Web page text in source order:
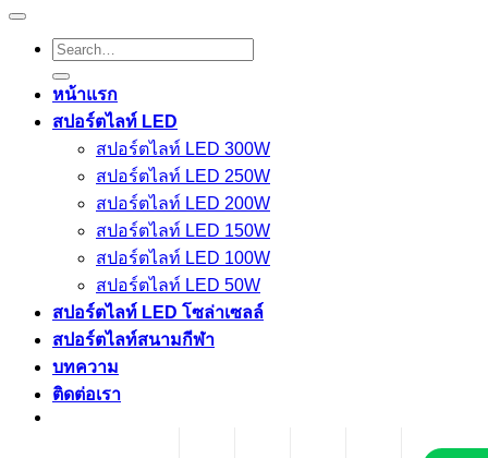
Search
for:
หน้าแรก
สปอร์ตไลท์ LED
สปอร์ตไลท์ LED 300W
สปอร์ตไลท์ LED 250W
สปอร์ตไลท์ LED 200W
สปอร์ตไลท์ LED 150W
สปอร์ตไลท์ LED 100W
สปอร์ตไลท์ LED 50W
สปอร์ตไลท์ LED โซล่าเซลล์
สปอร์ตไลท์สนามกีฬา
บทความ
ติดต่อเรา